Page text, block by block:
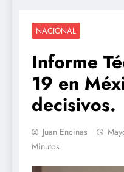
NACIONAL
Informe
19 en
decisivos.
Juan Encinas
Minutos